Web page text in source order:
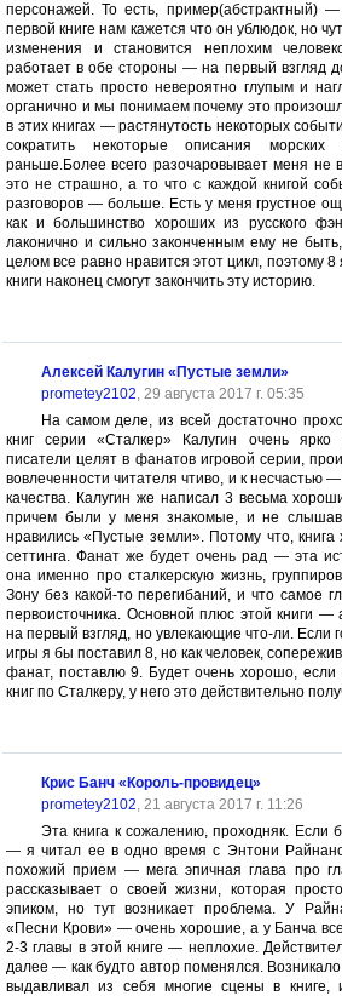
персонажей. То есть, пример(абстрактный)
первой книге нам кажется что он ублюдок, но
изменения и становится неплохим
работает в обе стороны — на первый взгляд
может стать просто невероятно глупым и
органично и мы понимаем почему это
в этих книгах — растянутость некоторых
сократить некоторые описания
раньше.Более всего разочаровывает меня
это не страшно, а то что с каждой книгой
разговоров — больше. Есть у меня грустное
как и большинство хороших из русского
лаконично и сильно законченным ему не
целом все равно нравится этот цикл, поэтому
книги наконец смогут закончить эту историю.
Алексей Калугин «Пустые земли»
prometey2102, 29 августа 2017 г. 05:35
На самом деле, из всей достаточно
книг серии «Сталкер» Калугин очень ярко
писатели целят в фанатов игровой серии,
вовлеченности читателя чтиво, и к несчастью
качества. Калугин же написал 3 весьма
причем были у меня знакомые, и не
нравились «Пустые земли». Потому что,
сеттинга. Фанат же будет очень рад — эта
она именно про сталкерскую жизнь,
Зону без какой-то перегибаний, и что самое
первоисточника. Основной плюс этой книги
на первый взгляд, но увлекающие что-ли. Если
игры я бы поставил 8, но как человек,
фанат, поставлю 9. Будет очень хорошо,
книг по Сталкеру, у него это действительно
Крис Банч «Король-провидец»
prometey2102, 21 августа 2017 г. 11:26
Эта книга к сожалению, проходняк.
— я читал ее в одно время с Энтони
похожий прием — мега эпичная глава про
рассказывает о своей жизни, которая
эпиком, но тут возникает проблема. У
«Песни Крови» — очень хорошие, а у Банча
2-3 главы в этой книге — неплохие.
далее — как будто автор поменялся.
выдавливал из себя многие сцены в книге,